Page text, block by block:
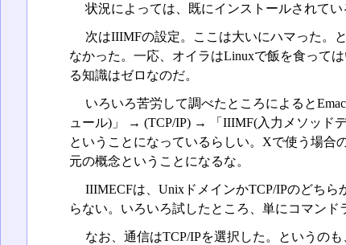
状況によっては、既にインストールされて
次はIIIMFの設定。ここは大いにハマった。
なかった。一応、オイラはLinuxで飯を食って
る知識はゼロなのだ。
いろいろ苦労して調べたところによると
ュール)」 → (TCP/IP) → 「IIIMF(入力メソッド
ということになっているらしい。Xで使う場合
元の概念ということになるな。
IIIMECFは、UnixドメインかTCP/IPのどち
らない。いろいろ試したところ、単にコマンド
なお、通信はTCP/IPを選択した。というの